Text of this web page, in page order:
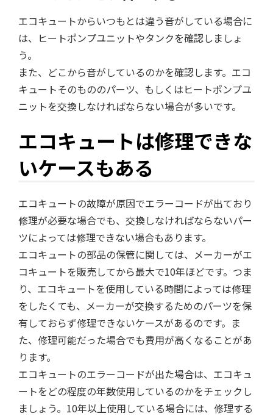
エコキュートからいつもとは違う音がしている場合に
は、ヒートポンプユニットやタンクを確認しましょ
う。
また、どこから音がしているのかを確認します。エコ
キュートそのもののパーツ、もしくはヒートポンプユ
ニットを交換しなければならない場合が多いです。
エコキュートは修理できな
いケースもある
エコキュートの故障が原因でエラーコードが出ており
修理が必要な場合でも、交換しなければならないパー
ツによっては修理できない場合もあります。
エコキュートの部品の保管に関しては、メーカーがエ
コキュートを販売してから最大で10年ほどです。つま
り、エコキュートを使用している時間によっては修理
をしたくても、メーカーが交換するためのパーツを保
有しておらず修理できないケースがあるのです。ま
た、修理可能だった場合でも費用が高くなることがあ
ります。
エコキュートのエラーコードが出た場合は、エコキュ
ートをどの程度の年数使用しているのかをチェックし
ましょう。10年以上使用している場合には、修理する